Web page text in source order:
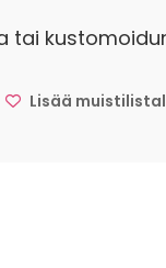
tai
Lisää